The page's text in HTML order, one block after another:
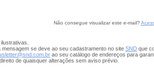
Não consegue visualizar este e-mail?
se deve ao seu cadastramento no site SND que
ao seu catálogo de endereços para
de quaisquer alterações sem aviso prévio.